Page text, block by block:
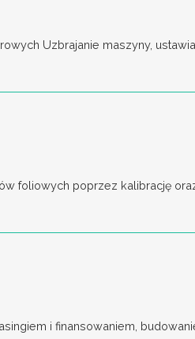
Uzbrajanie maszyny,
foliowych poprzez kalibrację oraz
i finansowaniem,